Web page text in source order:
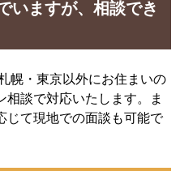
いますが、相談でき
幌・東京以外にお住まいの
談で対応いたします。ま
じて現地での面談も可能で